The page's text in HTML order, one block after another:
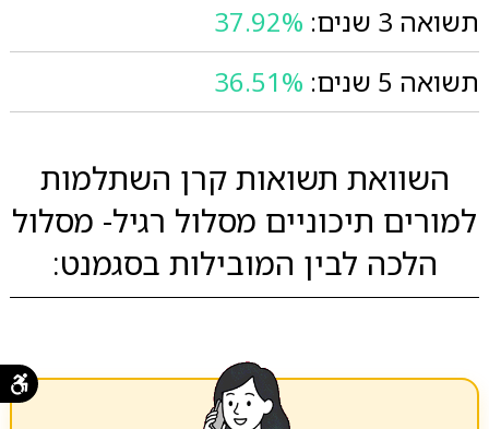
תשואה 3 שנים:
37.92%
תשואה 5 שנים:
36.51%
השוואת תשואות קרן השתלמות
למורים תיכוניים מסלול רגיל- מסלול
הלכה לבין המובילות בסגמנט: